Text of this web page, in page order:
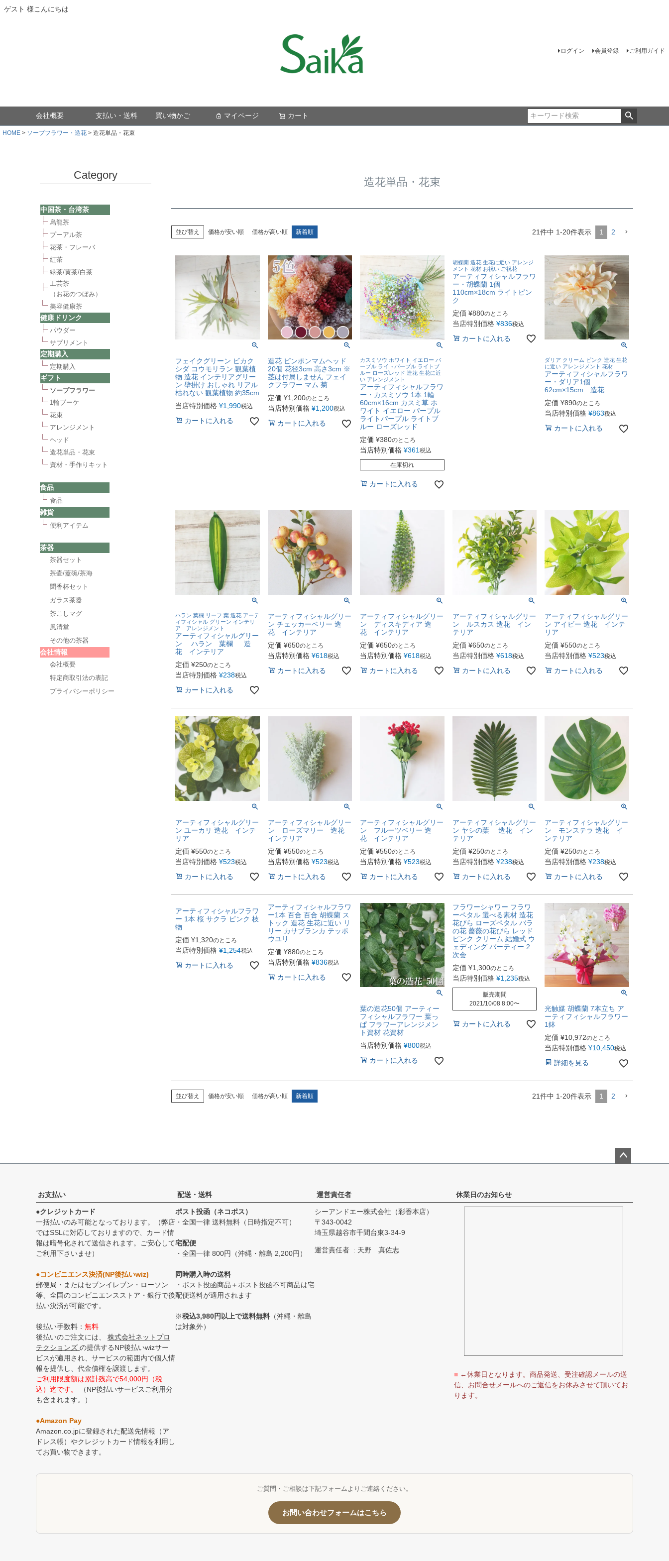
ログイン 会員登録 ご利用ガイド
ゲスト 様こんにちは
会社概要 支払い・送料 買い物かご マイページ カート
HOME ソープフラワー・造花 造花単品・花束
Category
中国茶・台湾茶
烏龍茶
プーアル茶
花茶・フレーバ
紅茶
緑茶/黄茶/白茶
工芸茶
（お花のつぼみ）
美容健康茶
健康ドリンク
パウダー
サプリメント
定期購入
定期購入
ギフト
ソープフラワー
1輪ブーケ
花束
アレンジメント
ヘッド
造花単品・花束
資材・手作りキット
食品
食品
雑貨
便利アイテム
茶器
茶器セット
茶壷/蓋碗/茶海
聞香杯セット
ガラス茶器
茶こしマグ
風清堂
その他の茶器
会社情報
会社概要
特定商取引法の表記
プライバシーポリシー
造花単品・花束
並び替え 価格が安い順 価格が高い順 新着順 21件中 1-20件表示 1 2
フェイクグリーン ビカク
シダ コウモリラン 観葉植
物 造花 インテリアグリー
ン 壁掛け おしゃれ リアル
枯れない 観葉植物 約35cm
当店特別価格 ¥1,990税込
カートに入れる
造花 ピンポンマムヘッド
20個 花径3cm 高さ3cm ※
茎は付属しません フェイ
クフラワー マム 菊
定価 ¥1,200のところ
当店特別価格 ¥1,200税込
カートに入れる
カスミソウ ホワイト イエロー パ
ープル ライトパープル ライトブ
ルー ローズレッド 造花 生花に近
い アレンジメント
アーティフィシャルフラワ
ー・カスミソウ 1本 1輪
60cm×16cm カスミ草 ホ
ワイト イエロー パープル
ライトパープル ライトブ
ルー ローズレッド
定価 ¥380のところ
当店特別価格 ¥361税込
在庫切れ
カートに入れる
胡蝶蘭 造花 生花に近い アレンジ
メント 花材 お祝い ご祝花
アーティフィシャルフラワ
ー・胡蝶蘭 1個
110cm×18cm ライトピン
ク
定価 ¥880のところ
当店特別価格 ¥836税込
カートに入れる
ダリア クリーム ピンク 造花 生花
に近い アレンジメント 花材
アーティフィシャルフラワ
ー・ダリア1個
62cm×15cm 造花
定価 ¥890のところ
当店特別価格 ¥863税込
カートに入れる
ハラン 葉欄 リーフ 葉 造花 アーテ
ィフィシャル グリーン インテリ
ア アレンジメント
アーティフィシャルグリー
ン ハラン 葉欄 造
花 インテリア
定価 ¥250のところ
当店特別価格 ¥238税込
カートに入れる
アーティフィシャルグリー
ン チェッカーベリー 造
花 インテリア
定価 ¥650のところ
当店特別価格 ¥618税込
カートに入れる
アーティフィシャルグリー
ン ディスキディア 造
花 インテリア
定価 ¥650のところ
当店特別価格 ¥618税込
カートに入れる
アーティフィシャルグリー
ン ルスカス 造花 イン
テリア
定価 ¥650のところ
当店特別価格 ¥618税込
カートに入れる
アーティフィシャルグリー
ン アイビー 造花 インテ
リア
定価 ¥550のところ
当店特別価格 ¥523税込
カートに入れる
アーティフィシャルグリー
ン ユーカリ 造花 インテ
リア
定価 ¥550のところ
当店特別価格 ¥523税込
カートに入れる
アーティフィシャルグリー
ン ローズマリー 造花
インテリア
定価 ¥550のところ
当店特別価格 ¥523税込
カートに入れる
アーティフィシャルグリー
ン フルーツベリー 造
花 インテリア
定価 ¥550のところ
当店特別価格 ¥523税込
カートに入れる
アーティフィシャルグリー
ン ヤシの葉 造花 イン
テリア
定価 ¥250のところ
当店特別価格 ¥238税込
カートに入れる
アーティフィシャルグリー
ン モンステラ 造花 イ
ンテリア
定価 ¥250のところ
当店特別価格 ¥238税込
カートに入れる
アーティフィシャルフラワ
ー 1本 桜 サクラ ピンク 枝
物
定価 ¥1,320のところ
当店特別価格 ¥1,254税込
カートに入れる
アーティフィシャルフラワ
ー1本 百合 百合 胡蝶蘭 ス
トック 造花 生花に近い リ
リー カサブランカ テッポ
ウユリ
定価 ¥880のところ
当店特別価格 ¥836税込
カートに入れる
葉の造花50個 アーティー
フィシャルフラワー 葉っ
ぱ フラワーアレンジメン
ト資材 花資材
当店特別価格 ¥800税込
カートに入れる
フラワーシャワー フラワ
ーペタル 選べる素材 造花
花びら ローズペタル バラ
の花 薔薇の花びら レッド
ピンク クリーム 結婚式 ウ
ェディング パーティー 2
次会
定価 ¥1,300のところ
当店特別価格 ¥1,235税込
販売期間
2021/10/08 8:00〜
カートに入れる
光触媒 胡蝶蘭 7本立ち ア
ーティフィシャルフラワー
1鉢
定価 ¥10,972のところ
当店特別価格 ¥10,450税込
詳細を見る
並び替え 価格が安い順 価格が高い順 新着順 21件中 1-20件表示 1 2
へ
お支払い
●クレジットカード
一括払いのみ可能となっております。（弊店
ではSSLに対応しておりますので、カード情
報は暗号化されて送信されます。ご安心して
ご利用下さいませ）
●コンビニエンス決済(NP後払いwiz)
郵便局・またはセブンイレブン・ローソン
等、全国のコンビニエンスストア・銀行で後
払い決済が可能です。
後払い手数料： 無料
後払いのご注文には、 株式会社ネットプロ
テクションズ の提供するNP後払いwizサー
ビスが適用され、サービスの範囲内で個人情
報を提供し、代金債権を譲渡します。
ご利用限度額は累計残高で54,000円（税
込）迄です。
（NP後払いサービスご利用分
も含まれます。）
●Amazon Pay
Amazon.co.jpに登録された配送先情報（ア
ドレス帳）やクレジットカード情報を利用し
てお買い物できます。
配送・送料
ポスト投函（ネコポス）
・全国一律 送料無料（日時指定不可）
宅配便
・全国一律 800円（沖縄・離島 2,200円）
同時購入時の送料
・ポスト投函商品＋ポスト投函不可商品は宅
配便送料が適用されます
※税込3,980円以上で送料無料 （沖縄・離島
は対象外）
運営責任者
シーアンドエー株式会社（彩香本店）
343-0042
埼玉県越谷市千間台東3-34-9
運営責任者 天野 真佐志
休業日のお知らせ
■ ←休業日となります。商品発送、受注確認メールの送
信、お問合せメールへのご返信をお休みさせて頂いてお
ります。
ご質問・ご相談は下記フォームよりご連絡ください。
お問い合わせフォームはこちら